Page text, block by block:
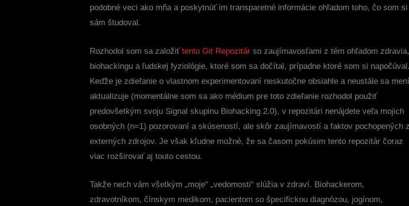
podobné veci ako mňa a poskytnúť im transparetné informácie ohľadom toho, čo som si
sám študoval.
Rozhodol som sa založiťtento Git Repozitár so zaujímavosťami z tém ohľadom zdravia,
biohackingu a ľudskej fyziológie, ktoré som sa dočítal, prípadne ktoré som si napočúval.
Keďže je zdieľanie o vlastnom experimentovaní neskutočne obsiahle a neustále sa
aktualizuje (momentálne som sa ako médium pre toto zdieľanie rozhodol použiť
predovšetkým svoju Signal skupinu Biohacking 2.0), v repozitári nenájdete veľa mojich
osobných (n=1) pozorovaní a skúseností, ale skôr zaujímavostí a faktov pochopených z
externých zdrojov. Je však kľudne možné, že sa časom pokúsim tento repozitár čoraz
viac rozširovať aj touto cestou.
Takže nech vám všetkým „moje“ „vedomosti“ slúžia v zdraví. Biohackerom,
zdravotníkom, čínskym medikom, pacientom so špecifickou diagnózou, jogínom,